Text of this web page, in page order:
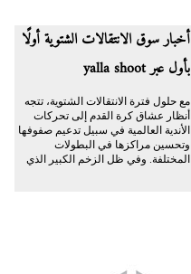
أخبار سوق الانتقالات الشتوية أولًا
بأول عبر yalla shoot
مع حلول فترة الانتقالات الشتوية، تتجه
أنظار عشاق كرة القدم إلى تحركات
الأندية العالمية في سبيل تدعيم صفوفها
وتحسين مراكزها في البطولات
المختلفة. وفي ظل الزخم الكبير الذي